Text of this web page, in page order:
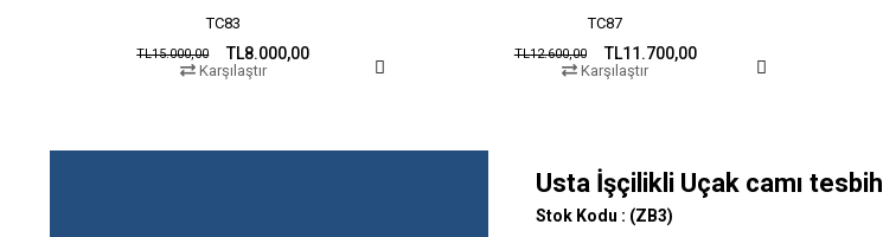
TC83
TL8.000,00
TL15.000,00
Karşılaştır
TC87
TL11.700,00
TL12.600,00
Karşılaştır
Usta İşçilikli Uçak camı tesbih
Stok Kodu : (ZB3)